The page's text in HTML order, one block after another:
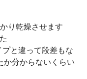
り乾燥させます
と違って段差もな
か分からないくらい